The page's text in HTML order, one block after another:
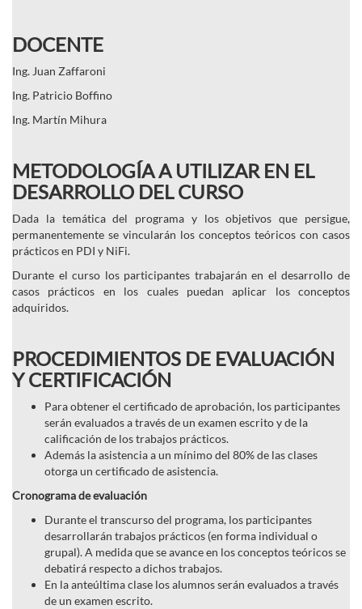
DOCENTE
Ing. Juan Zaffaroni
Ing. Patricio Boffino
Ing. Martín Mihura
METODOLOGÍA A UTILIZAR EN EL
DESARROLLO DEL CURSO
Dada la temática del programa y los objetivos que persigue,
permanentemente se vincularán los conceptos teóricos con casos
prácticos en PDI y NiFi.
Durante el curso los participantes trabajarán en el desarrollo de
casos prácticos en los cuales puedan aplicar los conceptos
adquiridos.
PROCEDIMIENTOS DE EVALUACIÓN
Y CERTIFICACIÓN
Para obtener el certificado de aprobación, los participantes
serán evaluados a través de un examen escrito y de la
calificación de los trabajos prácticos.
Además la asistencia a un mínimo del 80% de las clases
otorga un certificado de asistencia.
Cronograma de evaluación
Durante el transcurso del programa, los participantes
desarrollarán trabajos prácticos (en forma individual o
grupal). A medida que se avance en los conceptos teóricos se
debatirá respecto a dichos trabajos.
En la anteúltima clase los alumnos serán evaluados a través
de un examen escrito.